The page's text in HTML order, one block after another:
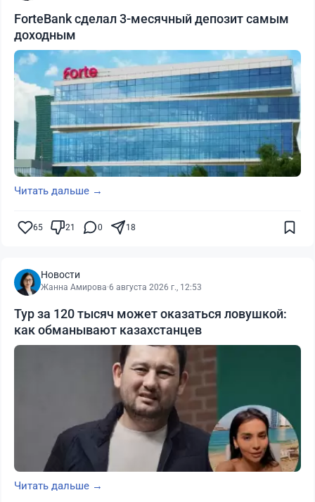
ForteBank сделал 3-месячный депозит самым
доходным
Читать дальше →
65 21 0 18
Новости
Жанна Амирова·6 августа 2026 г., 12:53
Тур за 120 тысяч может оказаться ловушкой:
как обманывают казахстанцев
Читать дальше →